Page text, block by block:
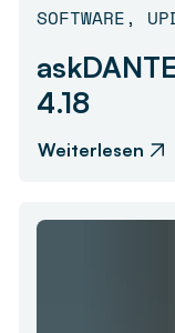
SOFTWARE,
4.18
Weiterlesen